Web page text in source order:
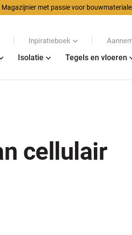
met passie voor
Inpiratieboek
Isolatie Tegels en vloeren
cellulair